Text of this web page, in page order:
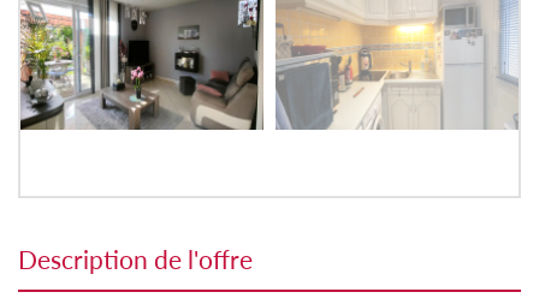
description de l'offre